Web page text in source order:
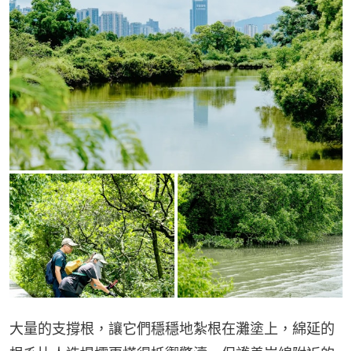
大量的支撐根，讓它們穩穩地紮根在灘塗上，綿延的